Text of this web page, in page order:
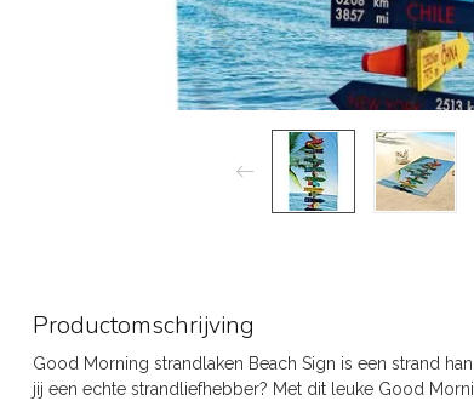
Productomschrijving
Good Morning strandlaken Beach Sign is een strand
jij een echte strandliefhebber? Met dit leuke Good